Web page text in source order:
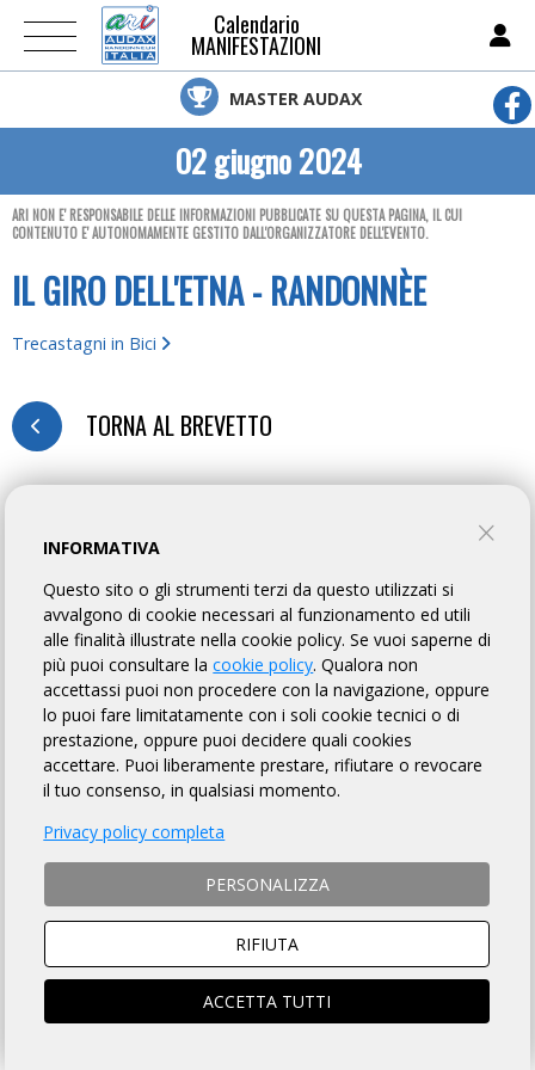
Calendario
MANIFESTAZIONI
MASTER AUDAX
02 giugno 2024
ARI NON E' RESPONSABILE DELLE INFORMAZIONI PUBBLICATE SU QUESTA PAGINA, IL CUI
CONTENUTO E' AUTONOMAMENTE GESTITO DALL'ORGANIZZATORE DELL'EVENTO.
IL GIRO DELL'ETNA - RANDONNÈE
Trecastagni in Bici
TORNA AL BREVETTO
MODALITÀ DI ISCRIZIONE
MODALITÀ DI PAGAMENTO
Si ACCETTANO anche ciclistinon tesseraticon
richiesta di contributo assicurativo giornaliero di € 10.00
SOCIO ARI
ACCEDI e si aprirà la scheda
NON SOCIO ARI
Prosegui per iscriverti al
INFORMATIVA
Questo sito o gli strumenti terzi da questo utilizzati si
avvalgono di cookie necessari al funzionamento ed utili
alle finalità illustrate nella cookie policy. Se vuoi saperne di
più puoi consultare lacookie policy. Qualora non
accettassi puoi non procedere con la navigazione, oppure
lo puoi fare limitatamente con i soli cookie tecnici o di
prestazione, oppure puoi decidere quali cookies
accettare. Puoi liberamente prestare, rifiutare o revocare
il tuo consenso, in qualsiasi momento.
Privacy policy completa
PERSONALIZZA
RIFIUTA
ACCETTA TUTTI